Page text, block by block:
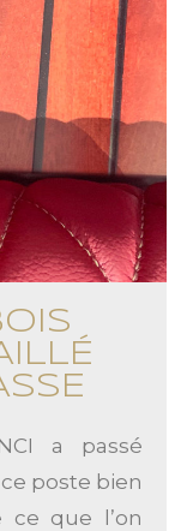
a passé
poste bien
ce que l’on